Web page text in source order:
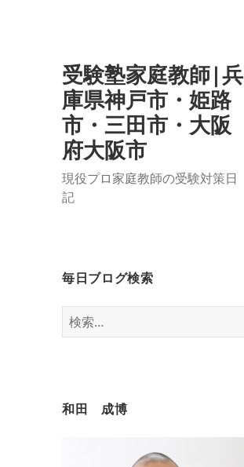
受験塾家庭教師|兵
庫県神戸市・姫路
市・三田市・大阪
府大阪市
現役プロ家庭教師の受験対策日
記
毎日ブログ検索
検
索:
和田 成博